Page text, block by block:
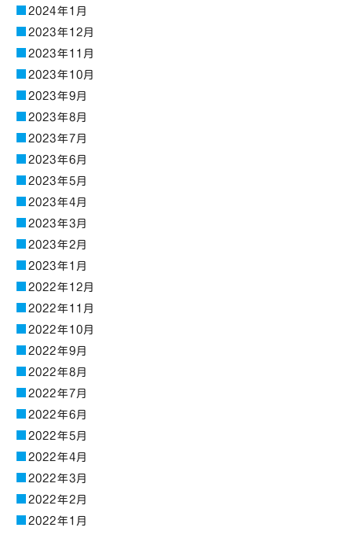
2024年1月
2023年12月
2023年11月
2023年10月
2023年9月
2023年8月
2023年7月
2023年6月
2023年5月
2023年4月
2023年3月
2023年2月
2023年1月
2022年12月
2022年11月
2022年10月
2022年9月
2022年8月
2022年7月
2022年6月
2022年5月
2022年4月
2022年3月
2022年2月
2022年1月